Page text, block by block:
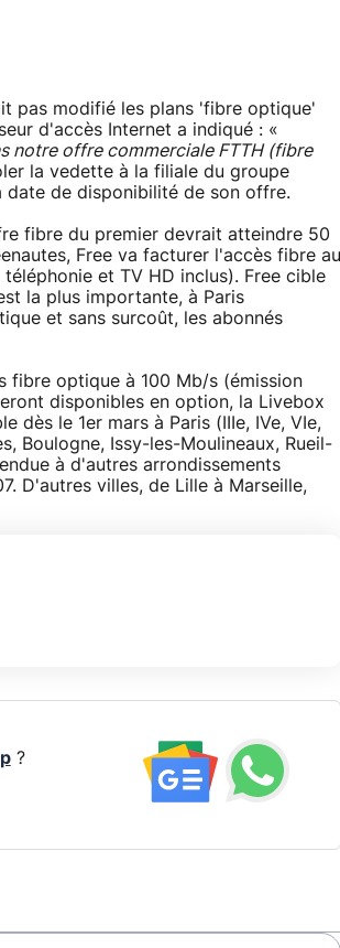
pas modifié les plans 'fibre optique'
d'accès Internet a indiqué : «
notre offre commerciale FTTH (fibre
la vedette à la filiale du groupe
date de disponibilité de son offre.
fibre du premier devrait atteindre 50
Free va facturer l'accès fibre au
et TV HD inclus). Free cible
la plus importante, à Paris
et sans surcoût, les abonnés
fibre optique à 100 Mb/s (émission
disponibles en option, la Livebox
dès le 1er mars à Paris (IIIe, IVe, VIe,
Boulogne, Issy-les-Moulineaux, Rueil-
à d'autres arrondissements
D'autres villes, de Lille à Marseille,
?